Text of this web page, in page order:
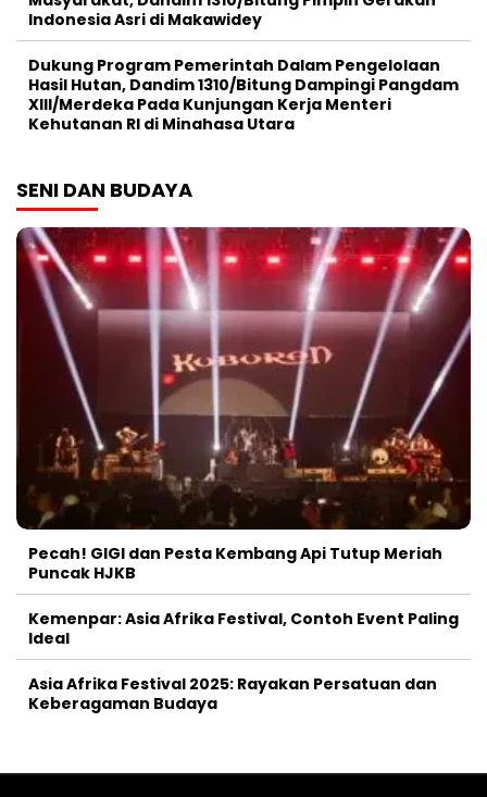
Indonesia Asri di Makawidey
Dukung Program Pemerintah Dalam Pengelolaan
Hasil Hutan, Dandim 1310/Bitung Dampingi Pangdam
XIII/Merdeka Pada Kunjungan Kerja Menteri
Kehutanan RI di Minahasa Utara
SENI DAN BUDAYA
Pecah! GIGI dan Pesta Kembang Api Tutup Meriah
Puncak HJKB
Kemenpar: Asia Afrika Festival, Contoh Event Paling
Ideal
Asia Afrika Festival 2025: Rayakan Persatuan dan
Keberagaman Budaya